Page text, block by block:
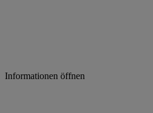
Informationen öffnen